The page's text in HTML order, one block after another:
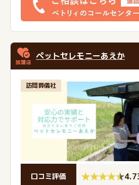
ペットセレモニーあえか
訪問葬儀社
口コミ評価